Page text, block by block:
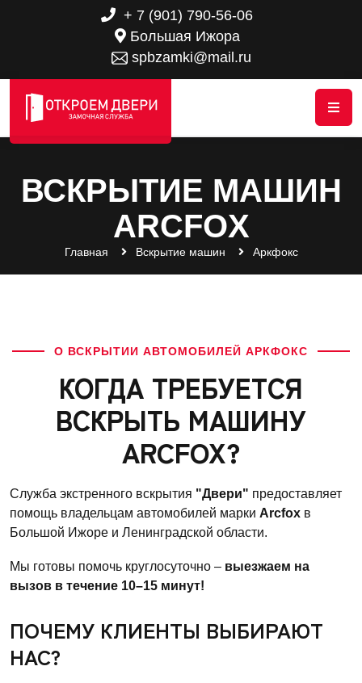
+ 7 (901) 790-56-06
Большая Ижора
spbzamki@mail.ru
ВСКРЫТИЕ МАШИН
ARCFOX
Главная Вскрытие машин Аркфокс
О ВСКРЫТИИ АВТОМОБИЛЕЙ АРКФОКС
КОГДА ТРЕБУЕТСЯ
ВСКРЫТЬ МАШИНУ
ARCFOX?
Служба экстренного вскрытия "Двери" предоставляет
помощь владельцам автомобилей марки Arcfox в
Большой Ижоре и Ленинградской области.
Мы готовы помочь круглосуточно – выезжаем на
вызов в течение 10–15 минут!
ПОЧЕМУ КЛИЕНТЫ ВЫБИРАЮТ
НАС?